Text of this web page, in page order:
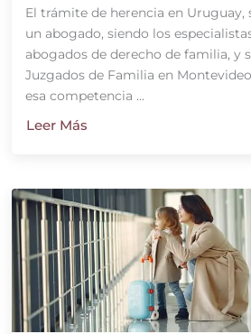
El trámite de herencia en Uruguay,
un abogado, siendo los
abogados de derecho de familia, y
Juzgados de Familia en
esa competencia ...
Leer Más